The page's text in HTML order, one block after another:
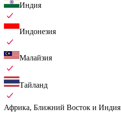
Индия
Индонезия
Малайзия
Тайланд
Африка, Ближний Восток и Индия